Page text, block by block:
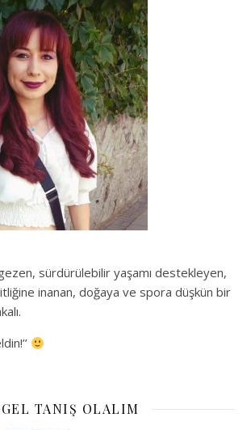
sürdürülebilir yaşamı destekleyen,
inanan, doğaya ve spora düşkün bir
GEL TANIŞ OLALIM